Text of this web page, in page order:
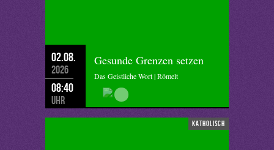
02.08.
2026
08:40
Uhr
Gesunde Grenzen setzen
Das Geistliche Wort | Römelt
katholisch